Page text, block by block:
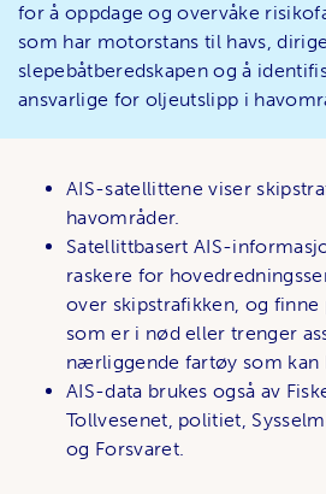
for å oppdage og overvåke
som har motorstans til havs,
slepebåtberedskapen og å
ansvarlige for oljeutslipp i
AIS-satellittene viser
havområder.
Satellittbasert AIS-
raskere for
over skipstrafikken, og finne
som er i nød eller trenger
nærliggende fartøy som kan
AIS-data brukes også av
Tollvesenet, politiet,
og Forsvaret.